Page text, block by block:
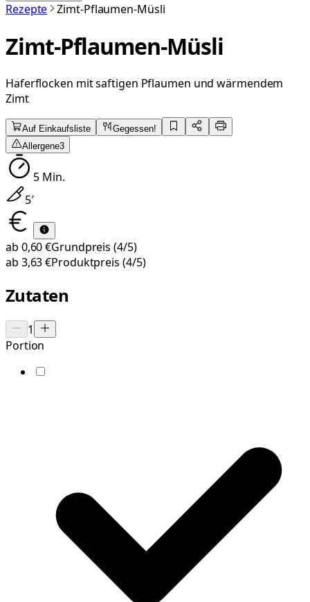
Rezepte Zimt-Pflaumen-Müsli
Zimt-Pflaumen-Müsli
Haferflocken mit saftigen Pflaumen und wärmendem
Zimt
Auf Einkaufsliste
Gegessen!
Allergene3
5Min.
5′
ab 0,60 €Grundpreis (4/5)
ab 3,63 €Produktpreis (4/5)
Zutaten
1
Portion